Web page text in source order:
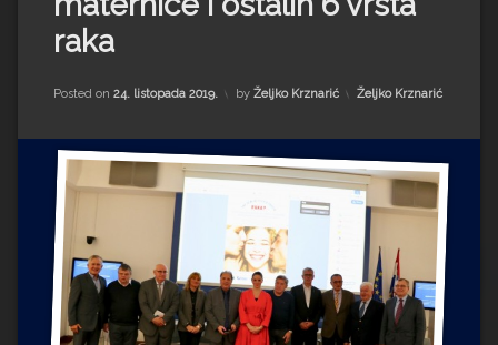
Impressum
Milenko Strižak
Drugi autori
Drugi autori
Ljiljana Lekanić-Kljaić
Željko Krznarić
Mario Lovreković
Miroslav Šantek
raka
Posted on 24. listopada 2019. by Željko Krznarić Kategorije:
Željko Krznarić